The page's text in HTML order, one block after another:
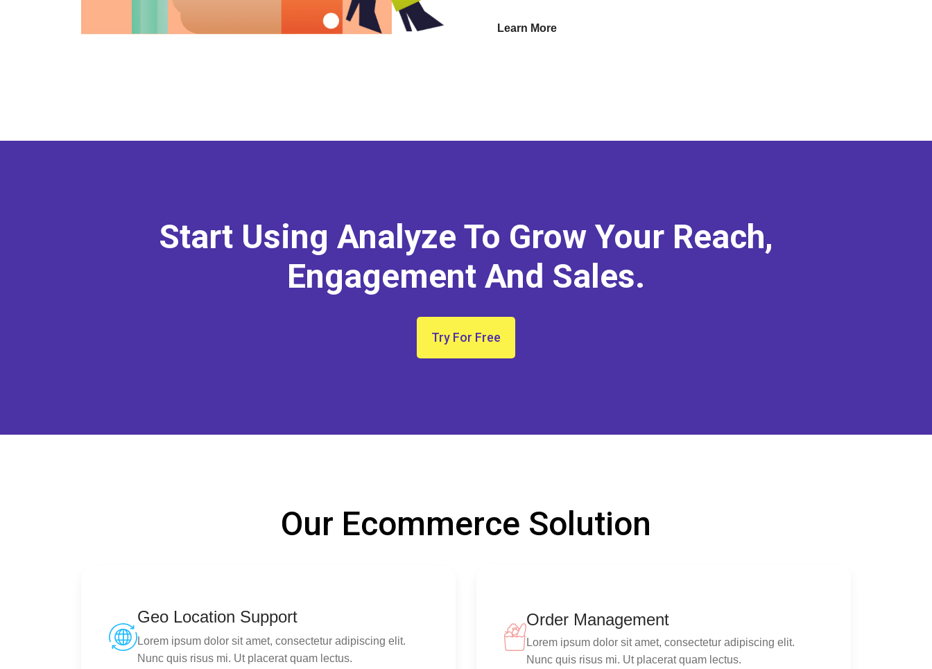
Learn More
Start Using Analyze To Grow Your Reach,
Engagement And Sales.
Try For Free
Our Ecommerce Solution
Geo Location Support
Lorem ipsum dolor sit amet, consectetur adipiscing elit.
Nunc quis risus mi. Ut placerat quam lectus.
Order Management
Lorem ipsum dolor sit amet, consectetur adipiscing elit.
Nunc quis risus mi. Ut placerat quam lectus.